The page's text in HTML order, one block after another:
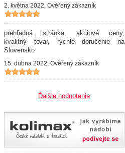
2. května 2022, Ověřený zákazník
prehľadná stránka, akciové ceny,
kvalitný tovar, rýchle doručenie na
Slovensko
15. dubna 2022, Ověřený zákazník
Ďalšie hodnotenie